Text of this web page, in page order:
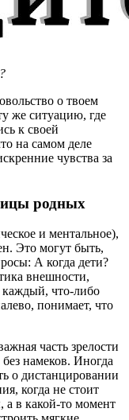
о твоем
же ситуацию, где
к своей
на самом деле
чувства за
родных
и ментальное),
Это могут быть,
А когда дети?
внешности,
что-либо
понимает, что
часть зрелости
намеков. Иногда
о дистанцировании
когда не стоит
а в какой-то момент